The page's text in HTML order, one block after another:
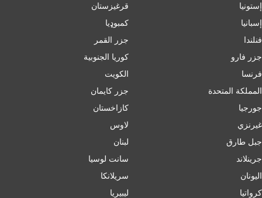
إستونيا
إسبانيا
فنلندا
جزر فارو
فرنسا
المملكة المتحدة
جورجيا
غيرنزي
جبل طارق
جرينلاند
اليونان
كرواتيا
قرغيزستان
کمبوډیا
جزر القمر
كوريا الجنوبية
الكويت
جزر كايمان
كازاخستان
لاوس
لبنان
سانت لوسيا
سريلانكا
ليبيريا